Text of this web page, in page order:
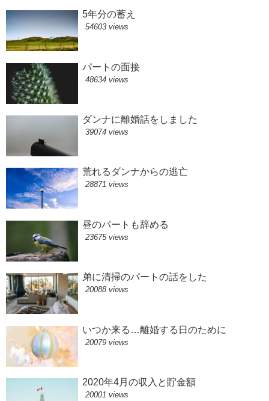
5年分の蓄え
54603 views
パートの面接
48634 views
ダンナに離婚話をしました
39074 views
荒れるダンナからの逃亡
28871 views
昼のパートも辞める
23675 views
弟に清掃のパートの話をした
20088 views
いつか来る…離婚する日のために
20079 views
2020年4月の収入と貯金額
20001 views